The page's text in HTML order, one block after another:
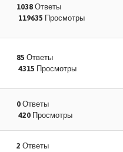
1038 Ответы
119635 Просмотры
85 Ответы
4315 Просмотры
0 Ответы
420 Просмотры
2 Ответы